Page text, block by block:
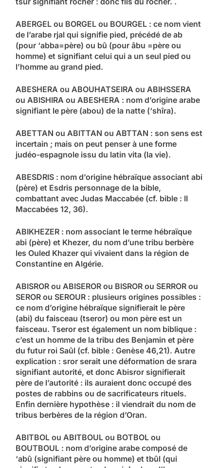
ABERGEL ou BORGEL ou BOURGEL : ce nom vient
de l’arabe rjal qui signifie pied, précédé de ab
(pour ‘abba=père) ou bû (pour âbu =père ou
homme) et signifiant celui qui a un seul pied ou
l’homme au grand pied.
ABESHERA ou ABOUHATSEIRA ou ABIHSSERA
ou ABISHIRA ou ABESHERA : nom d’origine arabe
signifiant le père (abou) de la natte (‘shîra).
ABETTAN ou ABITTAN ou ABTTAN : son sens est
incertain ; mais on peut penser à une forme
judéo-espagnole issu du latin vita (la vie).
ABESDRIS : nom d’origine hébraïque associant abi
(père) et Esdris personnage de la bible,
combattant avec Judas Maccabée (cf. bible : II
Maccabées 12, 36).
ABIKHEZER : nom associant le terme hébraïque
abi (père) et Khezer, du nom d’une tribu berbère
les Ouled Khazer qui vivaient dans la région de
Constantine en Algérie.
ABISROR ou ABISEROR ou BISROR ou SERROR ou
SEROR ou SEROUR : plusieurs origines possibles :
ce nom d’origine hébraïque signifierait le père
(abi) du faisceau (tseror) ou mon père est un
faisceau. Tseror est également un nom biblique :
c’est un homme de la tribu des Benjamin et père
du futur roi Saûl (cf. bible : Genèse 46,21). Autre
explication : sror serait une déformation de srara
signifiant autorité, et donc Abisror signifierait
père de l’autorité : ils auraient donc occupé des
postes de rabbins ou de sacrificateurs rituels.
Enfin dernière hypothèse : il viendrait du nom de
tribus berbères de la région d’Oran.
ABITBOL ou ABITBOUL ou BOTBOL ou
BOUTBOUL : nom d’origine arabe composé de
‘abû (signifiant père ou homme) et tbûl (qui